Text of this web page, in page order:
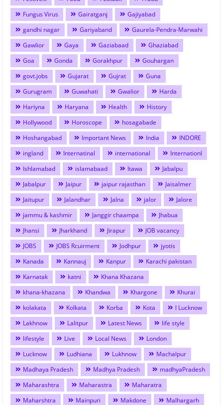
Fungus Virus
Gairatganj
Gajiyabad
gandhi nagar
Gariyaband
Gaurela-Pendra-Marwahi
Gawlior
Gaya Gaziabaad
Ghaziabad
Goa
Gonda Gorakhpur
Gouhargan
govt.jobs
Gujarat Gujrat
Guna
Gurugram
Guwahati Gwalior
Harda
Hariyna
Haryana Health
History
Hollywood
Horoscope
hosagabade
Hoshangabad
Important News India
INDORE
ingland
Internatinal international
Internationl
Ishlamabad
islamabaad Itawa
Jabalpu
Jabalpur
Jaipur jaipur rajasthan
Jaisalmer
Jaitupur
Jalandhar Jalna jalor
Jalore
jammu & kashmir
Janggir chaampa
Jhabua
Jhansi
Jharkhand Jirapur
JOB vacancy
JOBS
JOBS Rcuirment Jodhpur
jyotis
Kanada
Kannauj Kanpur
Karachi pakistan
Karnatak
katni
Khana Khazana
khana-khazana
Khandwa Khargone
Khurai
kolakata
Kolkata Korba Kota
l Lucknow
Lakhnow
Lalitpur Latest News
life style
lifestyle
Live Local News
London
Lucknow
Ludhiana Lukhnow
Machalpur
Madhaya Pradesh
Madhya Pradesh
madhyaPradesh
Maharashtra
Maharastra
Maharatra
Maharshtra
Mainpuri Makdone
Malhargarh